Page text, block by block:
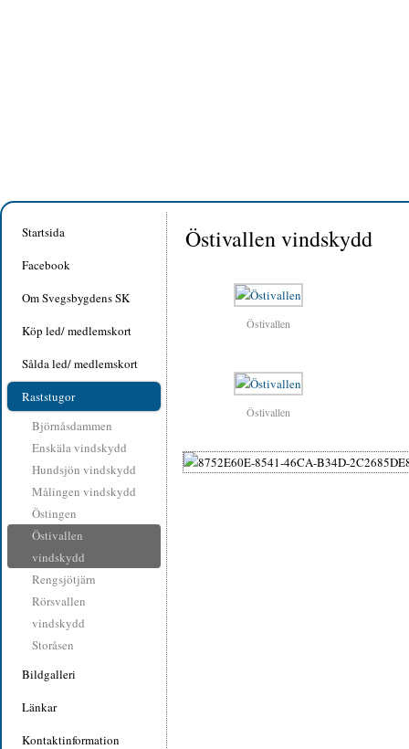
Startsida
Facebook
Om Svegsbygdens SK
Köp led/ medlemskort
Sålda led/ medlemskort
Raststugor
Björnåsdammen
Enskäla vindskydd
Hundsjön vindskydd
Målingen vindskydd
Östingen
Östivallen
vindskydd
Rengsjötjärn
Rörsvallen
vindskydd
Storåsen
Bildgalleri
Länkar
Kontaktinformation
Östivallen vindskydd
Östivallen
Östivallen